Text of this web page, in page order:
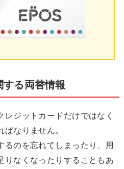
する両替情報
ジットカードだけではなく
なりません。
るのを忘れてしまったり、用
りなくなったりすることもあ